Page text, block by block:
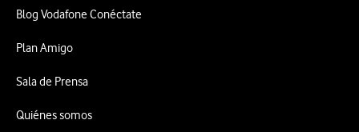
Blog Vodafone Conéctate
Plan Amigo
Sala de Prensa
Quiénes somos